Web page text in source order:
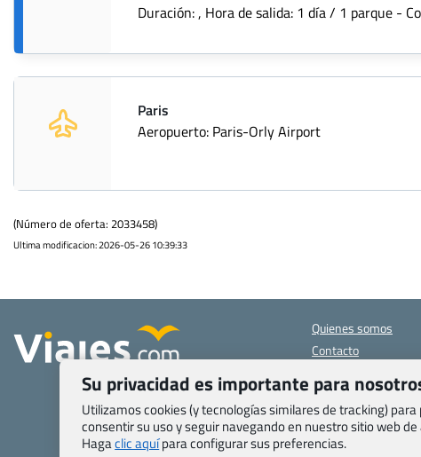
Duración: , Hora de salida: 1 día / 1 parque -
Paris
Aeropuerto: Paris-Orly Airport
(Número de oferta: 2033458)
Ultima modificacion: 2026-05-26 10:39:33
Quienes somos
Contacto
específicas
Blog de Viajes.com
Registro de agencias
Preguntas frecuentes
Su privacidad es importante para
Utilizamos cookies (y tecnologías similares de tracking)
consentir su uso y seguir navegando en nuestro sitio web
Hagaclic aquípara configurar sus preferencias.